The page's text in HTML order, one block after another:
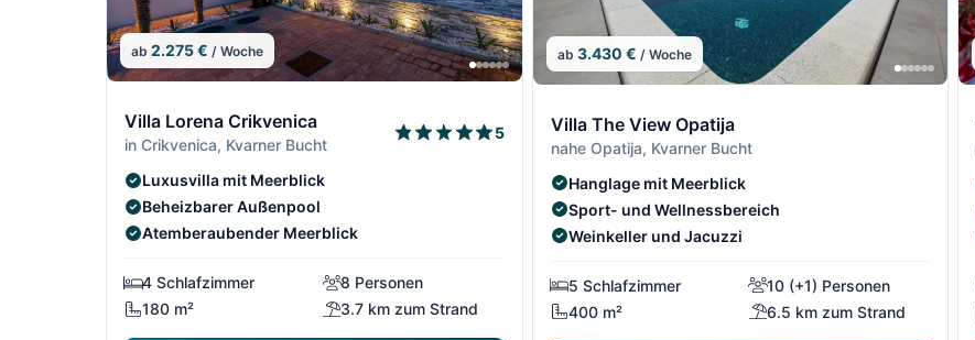
ab 2.275 € / Woche
Villa Lorena Crikvenica
in Crikvenica, Kvarner Bucht
5
Luxusvilla mit Meerblick
Beheizbarer Außenpool
Atemberaubender Meerblick
4 Schlafzimmer
8 Personen
180 m²
3.7 km zum Strand
ab 3.430 € / Woche
Villa The View Opatija
nahe Opatija, Kvarner Bucht
Hanglage mit Meerblick
Sport- und Wellnessbereich
Weinkeller und Jacuzzi
5 Schlafzimmer
10 (+1) Personen
400 m²
6.5 km zum Strand